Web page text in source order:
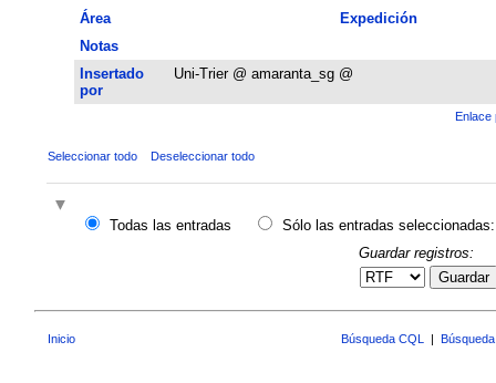
Área
Expedición
Notas
Insertado
por
Uni-Trier @ amaranta_sg @
Enlace
Seleccionar todo Deseleccionar todo
Todas las entradas
Sólo las entradas seleccionadas:
Guardar registros:
Guardar
Inicio Búsqueda CQL